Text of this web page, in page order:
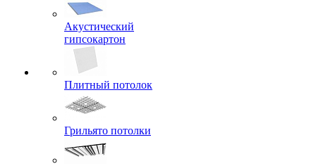
Акустический
гипсокартон
Плитный потолок
Грильято потолки